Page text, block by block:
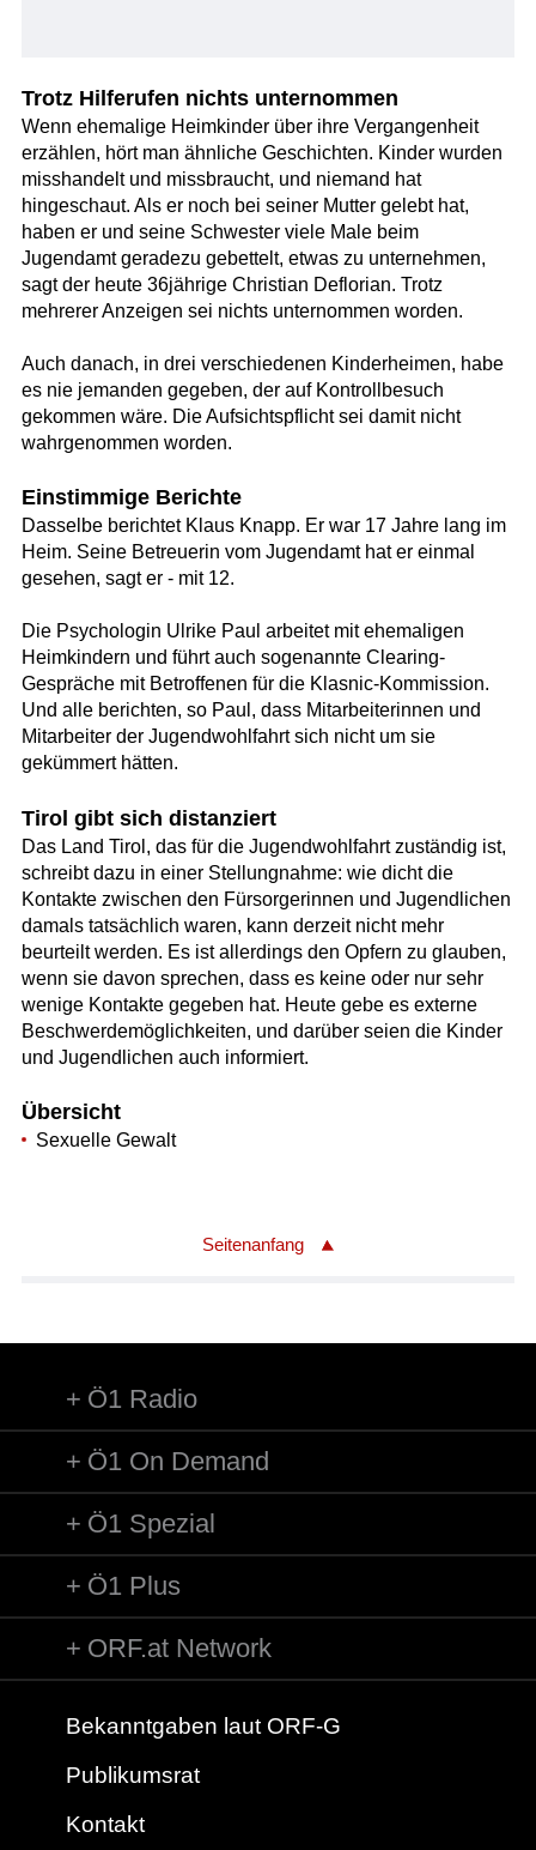
Trotz Hilferufen nichts unternommen
Wenn ehemalige Heimkinder über ihre Vergangenheit
erzählen, hört man ähnliche Geschichten. Kinder wurden
misshandelt und missbraucht, und niemand hat
hingeschaut. Als er noch bei seiner Mutter gelebt hat,
haben er und seine Schwester viele Male beim
Jugendamt geradezu gebettelt, etwas zu unternehmen,
sagt der heute 36jährige Christian Deflorian. Trotz
mehrerer Anzeigen sei nichts unternommen worden.
Auch danach, in drei verschiedenen Kinderheimen, habe
es nie jemanden gegeben, der auf Kontrollbesuch
gekommen wäre. Die Aufsichtspflicht sei damit nicht
wahrgenommen worden.
Einstimmige Berichte
Dasselbe berichtet Klaus Knapp. Er war 17 Jahre lang im
Heim. Seine Betreuerin vom Jugendamt hat er einmal
gesehen, sagt er - mit 12.
Die Psychologin Ulrike Paul arbeitet mit ehemaligen
Heimkindern und führt auch sogenannte Clearing-
Gespräche mit Betroffenen für die Klasnic-Kommission.
Und alle berichten, so Paul, dass Mitarbeiterinnen und
Mitarbeiter der Jugendwohlfahrt sich nicht um sie
gekümmert hätten.
Tirol gibt sich distanziert
Das Land Tirol, das für die Jugendwohlfahrt zuständig ist,
schreibt dazu in einer Stellungnahme: wie dicht die
Kontakte zwischen den Fürsorgerinnen und Jugendlichen
damals tatsächlich waren, kann derzeit nicht mehr
beurteilt werden. Es ist allerdings den Opfern zu glauben,
wenn sie davon sprechen, dass es keine oder nur sehr
wenige Kontakte gegeben hat. Heute gebe es externe
Beschwerdemöglichkeiten, und darüber seien die Kinder
und Jugendlichen auch informiert.
Übersicht
Sexuelle Gewalt
Seitenanfang
Ö1 Radio
Ö1 On Demand
Ö1 Spezial
Ö1 Plus
ORF.at Network
Bekanntgaben laut ORF-G
Publikumsrat
Kontakt